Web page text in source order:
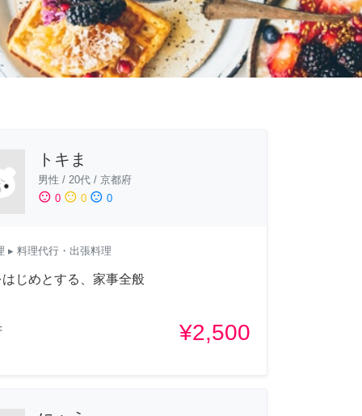
トキま
男性 / 20代/ 京都府
sentiment_satisfied 0 sentiment_neutral 0 sentiment_dissatisfied 0
▸ 料理代行・出張料理
じめとする、家事全般
¥2,500